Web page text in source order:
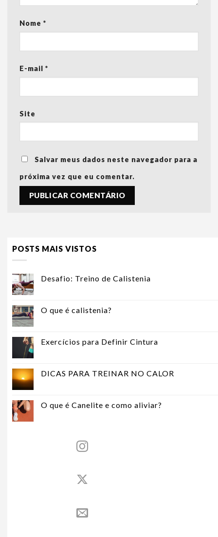
Nome *
E-mail *
Site
Salvar meus dados neste navegador para a
próxima vez que eu comentar.
POSTS MAIS VISTOS
Desafio: Treino de Calistenia
O que é calistenia?
Exercícios para Definir Cintura
DICAS PARA TREINAR NO CALOR
O que é Canelite e como aliviar?